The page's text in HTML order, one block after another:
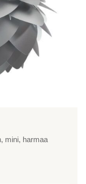
mini, harmaa